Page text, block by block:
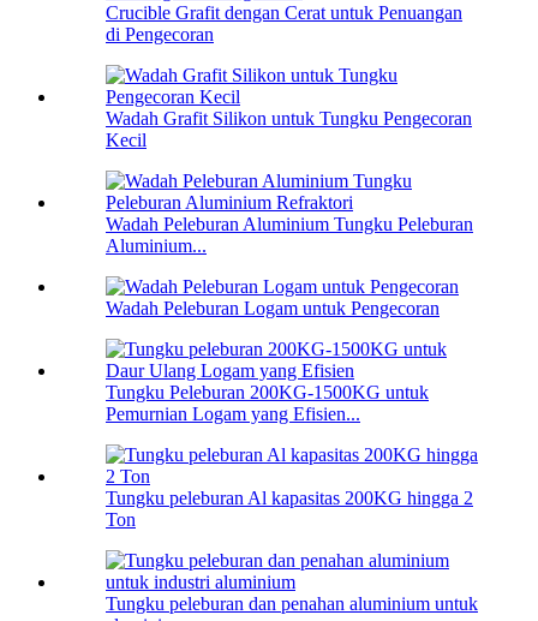
Crucible Grafit dengan Cerat untuk Penuangan
di Pengecoran
Wadah Grafit Silikon untuk Tungku Pengecoran
Kecil
Wadah Peleburan Aluminium Tungku Peleburan
Aluminium...
Wadah Peleburan Logam untuk Pengecoran
Tungku Peleburan 200KG-1500KG untuk
Pemurnian Logam yang Efisien...
Tungku peleburan Al kapasitas 200KG hingga 2
Ton
Tungku peleburan dan penahan aluminium untuk